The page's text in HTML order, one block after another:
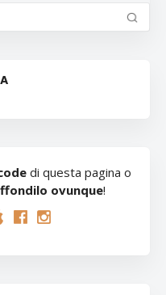
di questa pagina o
ovunque!